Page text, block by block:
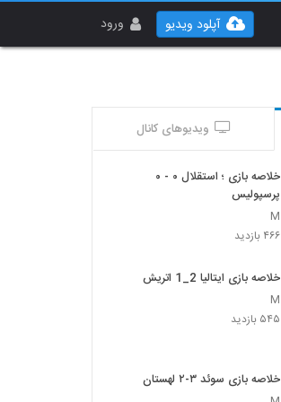
ورود آپلود ویدیو
ویدیوهای کانال
خلاصه بازی ؛ استقلال ۰ - ۰
پرسپولیس
M
۴۶۶ بازدید
خلاصه بازی ایتالیا 2_1 اتريش
M
۵۴۵ بازدید
خلاصه بازی سوئد ۳-۲ لهستان